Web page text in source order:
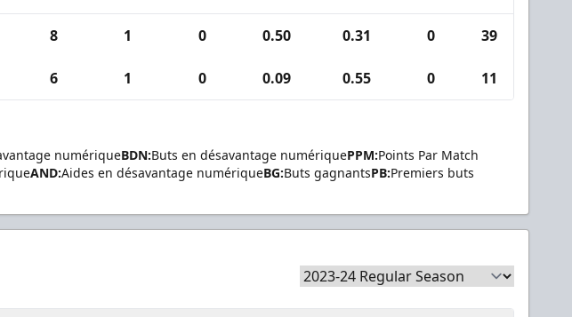
8 1 0 0.50 0.31 0 39
6 1 0 0.09 0.55 0 11
numériqueBDN:Buts en désavantage numériquePPM:Points Par Match
AND:Aides en désavantage numériqueBG:Buts gagnantsPB:Premiers buts